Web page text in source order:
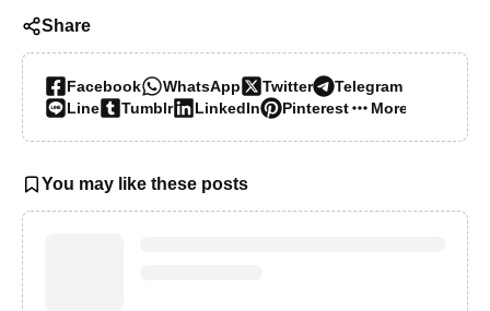
Share
Facebook WhatsApp Twitter
Telegram
Line
Tumblr LinkedIn Pinterest More…
You may like these posts